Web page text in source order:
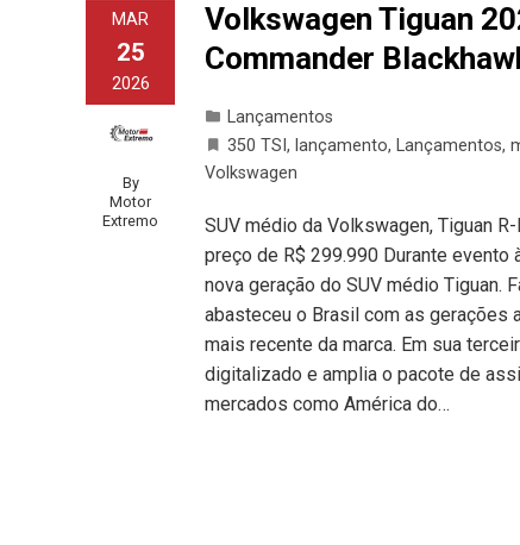
MAR
25
2026
By
Motor
Extremo
Volkswagen Tiguan
Commander
Lançamentos
350 TSI , lançamento, Lançamentos,
Volkswagen
SUV médio da Volkswagen, Tiguan
preço de R$ 299.990 Durante evento
nova geração do SUV médio Tiguan.
abasteceu o Brasil com as gerações
mais recente da marca. Em sua
digitalizado e amplia o pacote de
mercados como América do…